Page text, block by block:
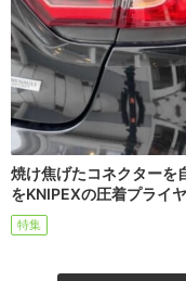
焼け焦げたコネクターを
をKNIPEXの圧着プライ
特集